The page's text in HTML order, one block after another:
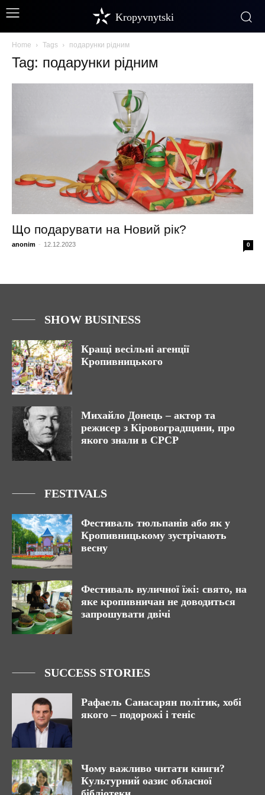
Kropyvnytski
Home Tags подарунки рідним
Tag: подарунки рідним
Що подарувати на Новий рік?
anonim - 12.12.2023 0
SHOW BUSINESS
Кращі весільні агенції
Кропивницького
Михайло Донець – актор та
режисер з Кіровоградщини, про
якого знали в СРСР
FESTIVALS
Фестиваль тюльпанів або як у
Кропивницькому зустрічають
весну
Фестиваль вуличної їжі: свято, на
яке кропивничан не доводиться
запрошувати двічі
SUCCESS STORIES
Рафаель Санасарян політик, хобі
якого – подорожі і теніс
Чому важливо читати книги?
Культурний оазис обласної